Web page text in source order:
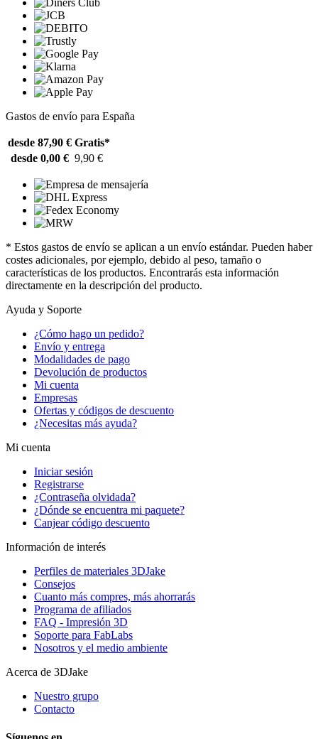
Gastos de envío para España
desde 87,90 € Gratis*
desde 0,00 € 9,90 €
* Estos gastos de envío se aplican a un envío estándar. Pueden haber
costes adicionales, por ejemplo, debido al peso, tamaño o
características de los productos. Encontrarás esta información
directamente en la descripción del producto.
Ayuda y Soporte
¿Cómo hago un pedido?
Envío y entrega
Modalidades de pago
Devolución de productos
Mi cuenta
Empresas
Ofertas y códigos de descuento
¿Necesitas más ayuda?
Mi cuenta
Iniciar sesión
Registrarse
¿Contraseña olvidada?
¿Dónde se encuentra mi paquete?
Canjear código descuento
Información de interés
Perfiles de materiales 3DJake
Consejos
Cuanto más compres, más ahorrarás
Programa de afiliados
FAQ - Impresión 3D
Soporte para FabLabs
Nosotros y el medio ambiente
Acerca de 3DJake
Nuestro grupo
Contacto